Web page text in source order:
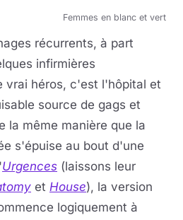
Femmes en blanc et vert
récurrents, à part
infirmières
vrai héros, c'est l'hôpital et
source de gags et
la même manière que la
s'épuise au bout d'une
Urgences (laissons leur
et House), la version
logiquement à